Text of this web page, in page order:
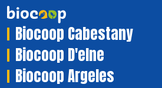
Biocoop Cabestany
Biocoop D'elne
Biocoop Argeles